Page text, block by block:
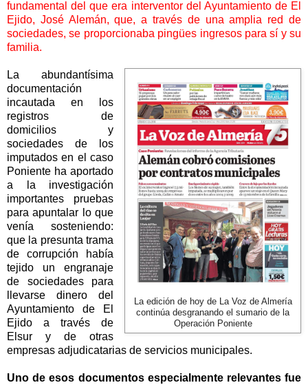
fundamental del que era interventor del Ayuntamiento de El
Ejido, José Alemán, que, a través de una amplia red de
sociedades, se proporcionaba pingües ingresos para sí y su
familia.
La edición de hoy de La Voz de Almería
continúa desgranando el sumario de la
Operación Poniente
La abundantísima
documentación
incautada en los
registros de
domicilios y
sociedades de los
imputados en el caso
Poniente ha aportado
a la investigación
importantes pruebas
para apuntalar lo que
venía sosteniendo:
que la presunta trama
de corrupción había
tejido un engranaje
de sociedades para
llevarse dinero del
Ayuntamiento de El
Ejido a través de
Elsur y de otras
empresas adjudicatarias de servicios municipales.
Uno de esos documentos especialmente relevantes fue